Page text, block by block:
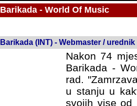
Barikada - World Of Music
Barikada (INT) - Webmaster / urednik
Nakon 74
Barikada -
rad.
u stanju u
svojih vise od